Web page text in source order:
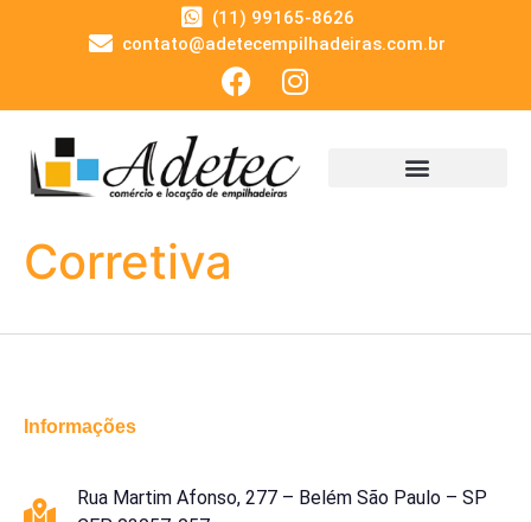
(11) 99165-8626
contato@adetecempilhadeiras.com.br
Corretiva
Informações
Rua Martim Afonso, 277 – Belém São Paulo – SP